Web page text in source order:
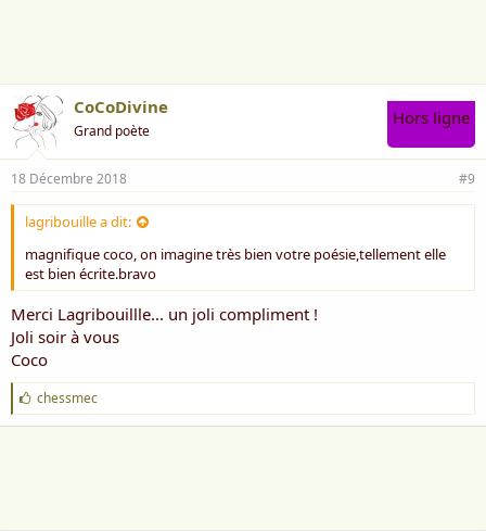
CoCoDivine
Grand poète
Hors ligne
18 Décembre 2018 #9
lagribouille a dit:
magnifique coco, on imagine très bien votre poésie,tellement elle
est bien écrite.bravo
Merci Lagribouillle... un joli compliment !
Joli soir à vous
Coco
J
'
a
chessmec